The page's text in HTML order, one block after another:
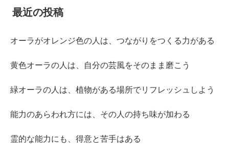
最近の投稿
オーラがオレンジ色の人は、つながりをつくる力がある
黄色オーラの人は、自分の芸風をそのまま磨こう
緑オーラの人は、植物がある場所でリフレッシュしよう
能力のあらわれ方には、その人の持ち味が加わる
霊的な能力にも、得意と苦手はある